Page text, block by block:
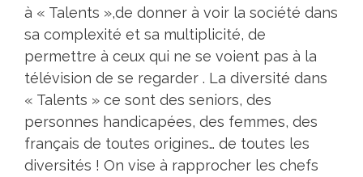
à « Talents »,de donner à voir la société dans
sa complexité et sa multiplicité, de
permettre à ceux qui ne se voient pas à la
télévision de se regarder . La diversité dans
« Talents » ce sont des seniors, des
personnes handicapées, des femmes, des
français de toutes origines… de toutes les
diversités ! On vise à rapprocher les chefs